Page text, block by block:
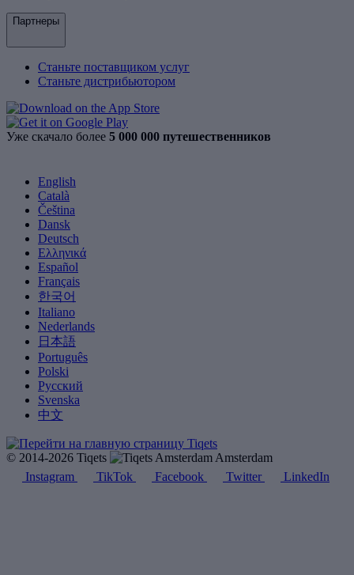
Партнеры
Станьте поставщиком услуг
Станьте дистрибьютором
Уже скачало более 5 000 000 путешественников
English
Català
Čeština
Dansk
Deutsch
Ελληνικά
Español
Français
한국어
Italiano
Nederlands
日本語
Português
Polski
Русский
Svenska
中文
© 2014-2026 Tiqets
Amsterdam
Instagram
TikTok Facebook Twitter LinkedIn